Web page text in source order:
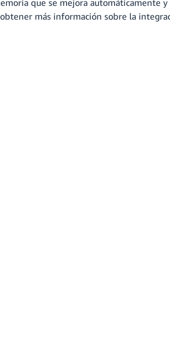
que se mejora automáticamente
más información sobre la